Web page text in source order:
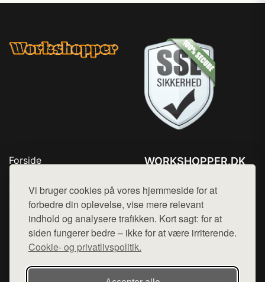
Vi bruger cookies på vores hjemmeside for at
forbedre din oplevelse, vise mere relevant
indhold og analysere trafikken. Kort sagt: for at
siden fungerer bedre – ikke for at være irriterende.
Cookie- og privatlivspolitik.
Forside
Top Rabatter
Kontakt
WORKSHOPPER.DK
Mail: hej@want.dk
Cookie- og privatlivspolitik